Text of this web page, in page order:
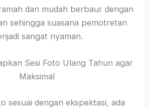
dan mudah berbaur dengan
sehingga suasana pemotretan
sangat nyaman.
Sesi Foto Ulang Tahun agar
Maksimal
sesuai dengan ekspektasi, ada